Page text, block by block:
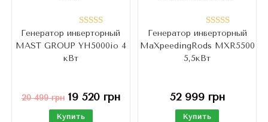
Оценка
5.00из 5
Генератор инверторный
MAST GROUP YH5000io 4
кВт
20 499грн 19 520грн
Купить
Оценка
5.00из 5
Генератор инверторный
MaXpeedingRods MXR5500
5,5кВт
52 999грн
Купить